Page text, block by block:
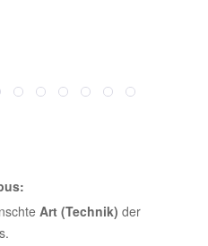
Art (Technik) der